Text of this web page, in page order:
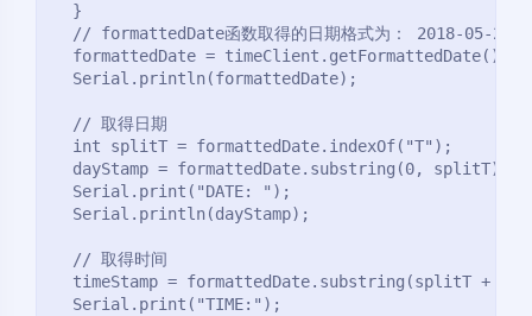
  }
// formattedDate函数取得的日期格式为： 2018-05-
  formattedDate = timeClient.getFormattedDate();
  Serial.println(formattedDate);
  // 取得日期
  int splitT = formattedDate.indexOf("T");
  dayStamp = formattedDate.substring(0, splitT);
  Serial.print("DATE: ");
  Serial.println(dayStamp);
  // 取得时间
timeStamp = formattedDate.substring(splitT + 1,
  Serial.print("TIME:");